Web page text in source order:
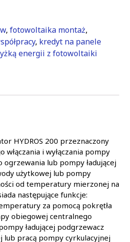
, fotowoltaika montaż,
, kredyt na panele
energii z fotowoltaiki
HYDROS 200 przeznaczony
włączania i wyłączania pompy
lub pompy ładującej
użytkowej lub pompy
od temperatury mierzonej na
następujące funkcje:
za pomocą pokrętła
obiegowej centralnego
ładującej podgrzewacz
lub pracą pompy cyrkulacyjnej